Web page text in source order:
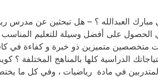
العبدالله ؟ – هل تبحثين عن مدرس
على أفضل وسيلة للتعليم
متميزين ذو خبرة و كفاءة في
الدراسية كلها بالمناهج المختلفة ؟
في مادة رياضيات ، وفي كل ما